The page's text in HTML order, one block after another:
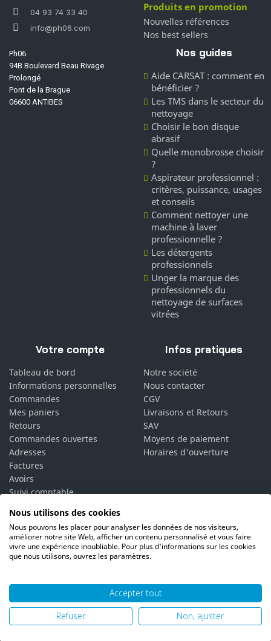
04 93 74 33 40
info@ph06.com
Ph06
94B Boulevard Beau Rivage
Prolongé
Pont de la Brague
06600 ANTIBES
Produits en promotion
Nouvelles références
Nos best sellers
Nos guides
Aide CARSAT : comment en
bénéficier ?
Les TMS dans le secteur du
nettoyage
Choisir le bon disque
abrasif
Quelle monobrosse choisir
?
Aspirateur professionnel :
critères, puissance, usages
et conseils
Comment nettoyer une
machine à laver
professionnelle ?
Les détergents
professionnels
Unger la marque des
professionnels du
nettoyage de surfaces
vitrées
Votre compte
Tableau de bord
Informations personnelles
Commandes
Mes paniers
Retours
Commandes ouvertes
Adresses
Factures
Avoirs
Suivi comptable
Vos alertes
Vos interlocuteurs
Infos pratiques
Notre société
Nous contacter
CGV
Livraisons et Retours
SAV
Moyens de paiement
Horaires d'ouverture
© 2026 PH06 Produits Propreté Hygiène |Mentions légales|
Politique de confidentialité
Plan du site
Nous utilisons des cookies
Nous pouvons les placer pour analyser les données de nos visiteurs,
améliorer notre site Web, afficher un contenu personnalisé et vous faire
vivre une expérience inoubliable. Pour plus d'informations sur les cookies
que nous utilisons, ouvrez les paramètres.
Accepter tout
Refuser
Non, ajuster